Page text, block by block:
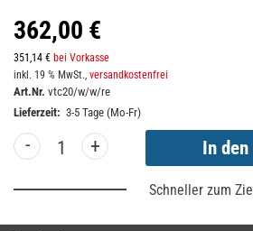
362,00 €
351,14 € bei Vorkasse
inkl. 19 % MwSt., versandkostenfrei
Art.Nr. vtc20/w/w/re
Lieferzeit: 3-5 Tage (Mo-Fr)
- +
Schneller zum Ziel